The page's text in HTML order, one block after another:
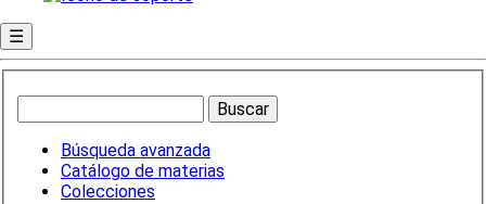
☰
Búsqueda avanzada
Catálogo de materias
Colecciones